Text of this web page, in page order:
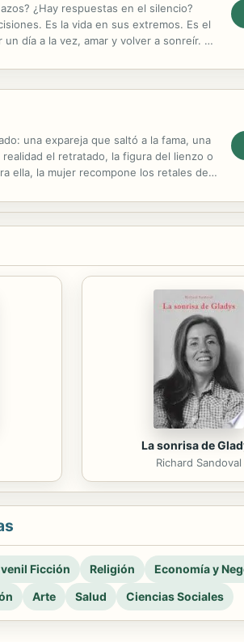
¿Hay respuestas en el silencio?
Es la vida en sus extremos. Es el
día a la vez, amar y volver a sonreír. El
una expareja que saltó a la fama, una
el retratado, la figura del lienzo o
ella, la mujer recompone los retales de
La sonrisa de
Richard Sandoval
Ficción Religión
Economía y
Arte Salud Ciencias Sociales